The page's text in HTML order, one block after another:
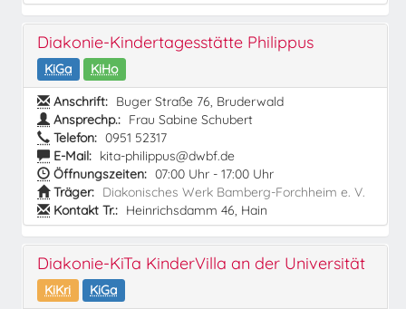
Diakonie-Kindertagesstätte Philippus
KiGa
KiHo
Anschrift: Buger Straße 76, Bruderwald
Ansprechp.: Frau Sabine Schubert
Telefon: 0951 52317
E-Mail: kita-philippus@dwbf.de
Öffnungszeiten: 07:00 Uhr - 17:00 Uhr
Träger: Diakonisches Werk Bamberg-Forchheim e. V.
Kontakt Tr.: Heinrichsdamm 46, Hain
Diakonie-KiTa KinderVilla an der Universität
KiKri
KiGa